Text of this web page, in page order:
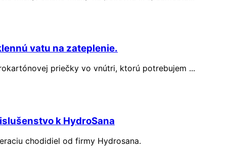
vatu na zateplenie.
priečky vo vnútri, ktorú potrebujem ...
k HydroSana
chodidiel od firmy Hydrosana.